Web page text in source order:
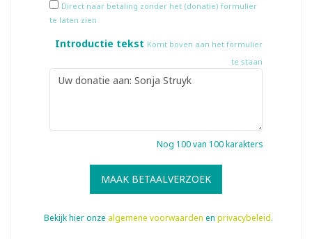
Direct naar betaling zonder het (donatie) formulier
te laten zien
Introductie tekst Komt boven aan het formulier
te staan
Nog 100van 100 karakters
MAAK BETAALVERZOEK
Bekijk hier onze algemene voorwaarden en privacybeleid.